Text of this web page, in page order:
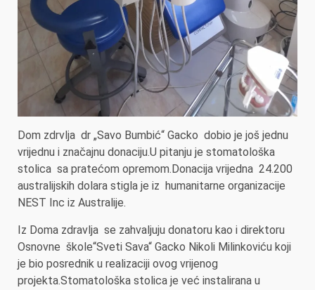
Dom zdrvlja dr „Savo Bumbić“ Gacko dobio je još jednu
vrijednu i značajnu donaciju.U pitanju je stomatološka
stolica sa pratećom opremom.Donacija vrijedna 24.200
australijskih dolara stigla je iz humanitarne organizacije
NEST Inc iz Australije.
Iz Doma zdravlja se zahvaljuju donatoru kao i direktoru
Osnovne škole“Sveti Sava“ Gacko Nikoli Milinkoviću koji
je bio posrednik u realizaciji ovog vrijenog
projekta.Stomatološka stolica je već instalirana u